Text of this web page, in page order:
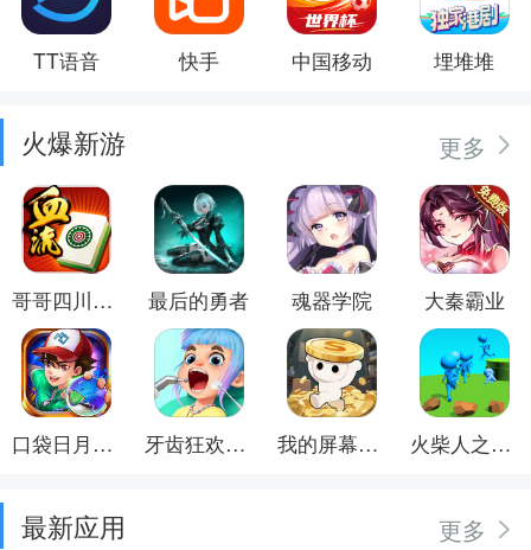
TT语音 快手 中国移动 埋堆堆
火爆新游 更多
哥哥四川麻将 最后的勇者 魂器学院 大秦霸业
口袋日月游戏软件 牙齿狂欢派对 我的屏幕在喷钱 火柴人之觉醒年代
最新应用 更多